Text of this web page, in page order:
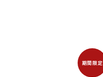
期間限定